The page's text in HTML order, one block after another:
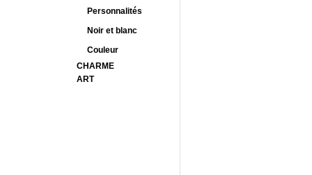
Personnalités
Noir et blanc
Couleur
CHARME
ART